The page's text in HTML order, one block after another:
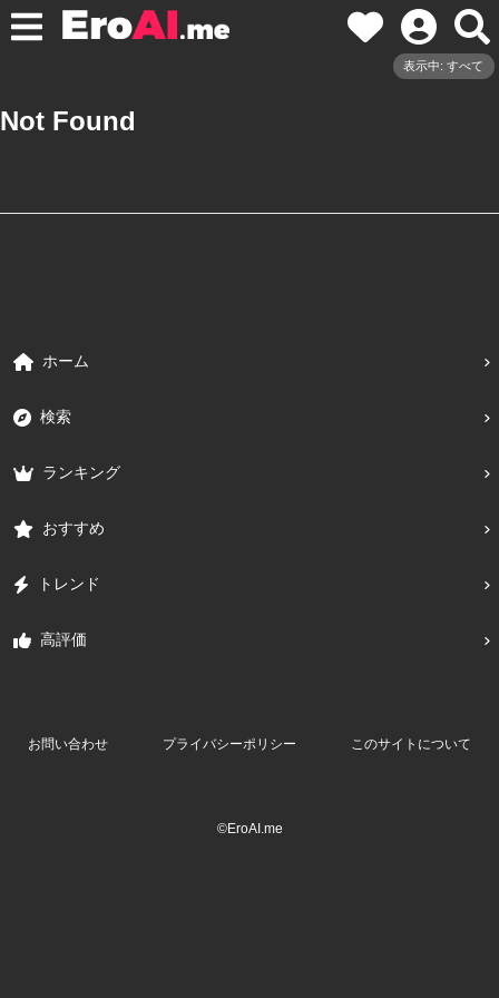
表示中: すべて
Not Found
ホーム
検索
ランキング
おすすめ
トレンド
高評価
お問い合わせ プライバシーポリシー このサイトについて
©EroAI.me